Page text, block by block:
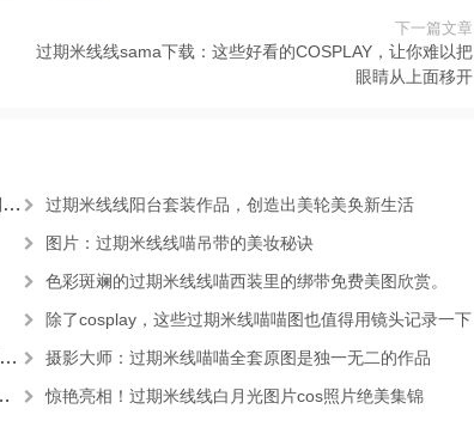
下一篇文章
过期米线线sama下载：这些好看的COSPLAY，让你难以把
眼睛从上面移开
过期米线线阳台套装作品，创造出美轮美奂新生活
图片：过期米线线喵吊带的美妆秘诀
色彩斑斓的过期米线线喵西装里的绑带免费美图欣赏。
除了cosplay，这些过期米线喵喵图也值得用镜头记录一下
摄影大师：过期米线喵喵全套原图是独一无二的作品
惊艳亮相！过期米线线白月光图片cos照片绝美集锦